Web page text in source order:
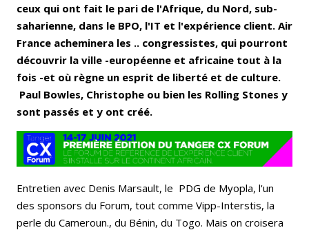
ceux qui ont fait le pari de l'Afrique, du Nord, sub-
saharienne, dans le BPO, l'IT et l'expérience client. Air
France acheminera les .. congressistes, qui pourront
découvrir la ville -européenne et africaine tout à la
fois -et où règne un esprit de liberté et de culture.
Paul Bowles, Christophe ou bien les Rolling Stones y
sont passés et y ont créé.
Entretien avec Denis Marsault, le PDG de Myopla, l'un
des sponsors du Forum, tout comme Vipp-Interstis, la
perle du Cameroun., du Bénin, du Togo. Mais on croisera